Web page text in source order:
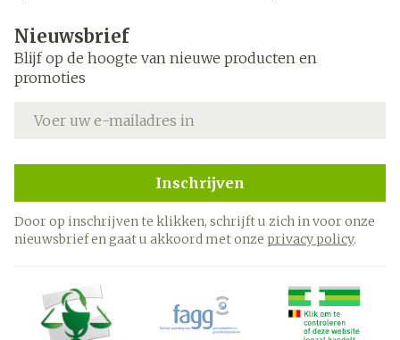
Nieuwsbrief
Blijf op de hoogte van nieuwe producten en
promoties
Inschrijven
Door op inschrijven te klikken, schrijft u zich in voor onze
nieuwsbrief en gaat u akkoord met onze privacy policy.